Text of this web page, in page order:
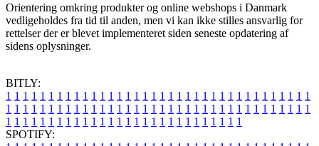
Orientering omkring produkter og online webshops i Danmark
vedligeholdes fra tid til anden, men vi kan ikke stilles ansvarlig for
rettelser der er blevet implementeret siden seneste opdatering af
sidens oplysninger.
BITLY:
1 1 1 1 1 1 1 1 1 1 1 1 1 1 1 1 1 1 1 1 1 1 1 1 1 1 1 1 1 1 1 1 1 1 1 1
1 1 1 1 1 1 1 1 1 1 1 1 1 1 1 1 1 1 1 1 1 1 1 1 1 1 1 1 1 1 1 1 1 1 1 1
1 1 1 1 1 1 1 1 1 1 1 1 1 1 1 1 1 1 1 1 1 1 1 1 1 1 1 1
SPOTIFY: